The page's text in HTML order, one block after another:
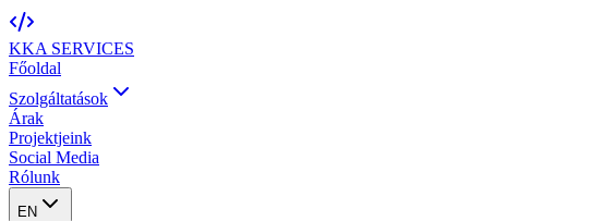
KKA SERVICES
Főoldal
Szolgáltatások
Árak
Projektjeink
Social Media
Rólunk
EN